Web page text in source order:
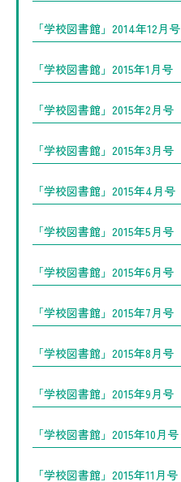
「学校図書館」2014年12月号
「学校図書館」2015年1月号
「学校図書館」2015年2月号
「学校図書館」2015年3月号
「学校図書館」2015年4月号
「学校図書館」2015年5月号
「学校図書館」2015年6月号
「学校図書館」2015年7月号
「学校図書館」2015年8月号
「学校図書館」2015年9月号
「学校図書館」2015年10月号
「学校図書館」2015年11月号